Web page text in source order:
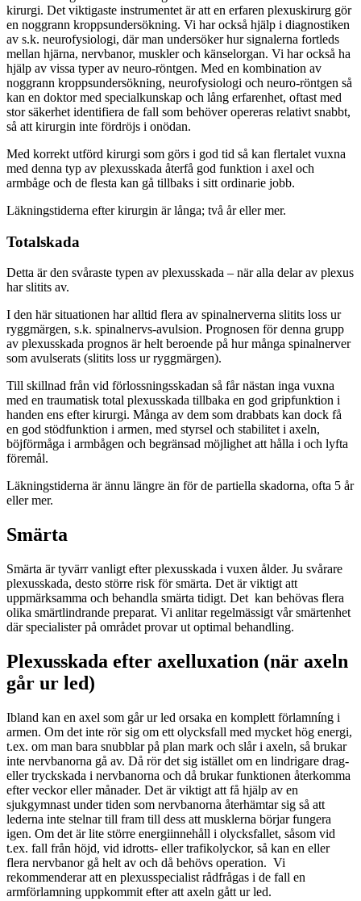
kirurgi. Det viktigaste instrumentet är att en erfaren plexuskirurg gör
en noggrann kroppsundersökning. Vi har också hjälp i diagnostiken
av s.k. neurofysiologi, där man undersöker hur signalerna fortleds
mellan hjärna, nervbanor, muskler och känselorgan. Vi har också ha
hjälp av vissa typer av neuro-röntgen. Med en kombination av
noggrann kroppsundersökning, neurofysiologi och neuro-röntgen så
kan en doktor med specialkunskap och lång erfarenhet, oftast med
stor säkerhet identifiera de fall som behöver opereras relativt snabbt,
så att kirurgin inte fördröjs i onödan.
Med korrekt utförd kirurgi som görs i god tid så kan flertalet vuxna
med denna typ av plexusskada återfå god funktion i axel och
armbåge och de flesta kan gå tillbaks i sitt ordinarie jobb.
Läkningstiderna efter kirurgin är långa; två år eller mer.
Totalskada
Detta är den svåraste typen av plexusskada – när alla delar av plexus
har slitits av.
I den här situationen har alltid flera av spinalnerverna slitits loss ur
ryggmärgen, s.k. spinalnervs-avulsion. Prognosen för denna grupp
av plexusskada prognos är helt beroende på hur många spinalnerver
som avulserats (slitits loss ur ryggmärgen).
Till skillnad från vid förlossningsskadan så får nästan inga vuxna
med en traumatisk total plexusskada tillbaka en god gripfunktion i
handen ens efter kirurgi. Många av dem som drabbats kan dock få
en god stödfunktion i armen, med styrsel och stabilitet i axeln,
böjförmåga i armbågen och begränsad möjlighet att hålla i och lyfta
föremål.
Läkningstiderna är ännu längre än för de partiella skadorna, ofta 5 år
eller mer.
Smärta
Smärta är tyvärr vanligt efter plexusskada i vuxen ålder. Ju svårare
plexusskada, desto större risk för smärta. Det är viktigt att
uppmärksamma och behandla smärta tidigt. Det kan behövas flera
olika smärtlindrande preparat. Vi anlitar regelmässigt vår smärtenhet
där specialister på området provar ut optimal behandling.
Plexusskada efter axelluxation (när axeln
går ur led)
Ibland kan en axel som går ur led orsaka en komplett förlamníng i
armen. Om det inte rör sig om ett olycksfall med mycket hög energi,
t.ex. om man bara snubblar på plan mark och slår i axeln, så brukar
inte nervbanorna gå av. Då rör det sig istället om en lindrigare drag-
eller tryckskada i nervbanorna och då brukar funktionen återkomma
efter veckor eller månader. Det är viktigt att få hjälp av en
sjukgymnast under tiden som nervbanorna återhämtar sig så att
lederna inte stelnar till fram till dess att musklerna börjar fungera
igen. Om det är lite större energiinnehåll i olycksfallet, såsom vid
t.ex. fall från höjd, vid idrotts- eller trafikolyckor, så kan en eller
flera nervbanor gå helt av och då behövs operation. Vi
rekommenderar att en plexusspecialist rådfrågas i de fall en
armförlamning uppkommit efter att axeln gått ur led.